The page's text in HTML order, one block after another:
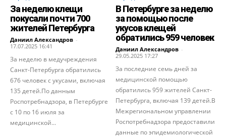
За неделю клещи
покусали почти 700
жителей Петербурга
Даниил Александров -
17.07.2025 16:41
За неделю в медучреждения
Санкт-Петербурга обратились
676 человек с укусами, включая
135 детей.По данным
Роспотребнадзора, в Петербурге
с 10 по 16 июля за
медицинской...
В Петербурге за неделю
за помощью после
укусов клещей
обратились 959 человек
Даниил Александров -
29.05.2025 17:27
За последние семь дней за
медицинской помощью
обратились 959 жителей Санкт-
Петербурга, включая 139 детей.В
Межрегиональном управлении
Роспотребнадзора предоставили
данные по эпидемиологической